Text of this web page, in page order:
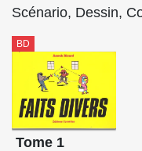
Scénario, Dessin,
BD
Tome 1